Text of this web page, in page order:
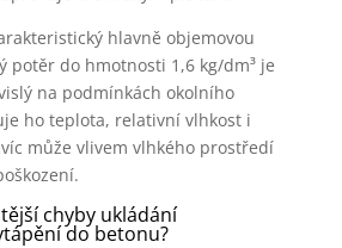
hlavně objemovou
potěr do hmotnosti 1,6 kg/dm³ je
na podmínkách okolního
ho teplota, relativní vlhkost i
může vlivem vlhkého prostředí
chyby ukládání
do betonu?